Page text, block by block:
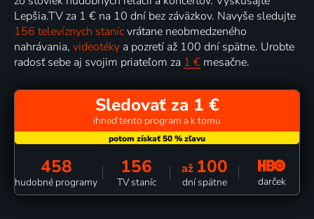
Lepšia.TV za 1 € na 10 dní bez záväzkov. Navyše sledujte
156 televíznych stanícvrátane neobmedzeného
nahrávania, videotéky a pozretí až 100 dní spätne. Urobte
radosť sebe aj svojim priateľom za 1 € mesačne.
Sledovať za 1 €
ihneď tento program a k tomu
458
hudobné programy
156
TV staníc
až 100
dní spätne darček